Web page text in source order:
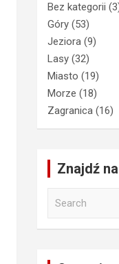
Bez kategorii
Góry (53)
Jeziora (9)
Lasy (32)
Miasto (19)
Morze (18)
Zagranica (16)
Znajdź